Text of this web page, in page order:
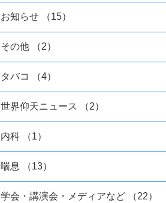
お知らせ （15）
その他 （2）
タバコ （4）
世界仰天ニュース （2）
内科 （1）
喘息 （13）
学会・講演会・メディアなど （22）